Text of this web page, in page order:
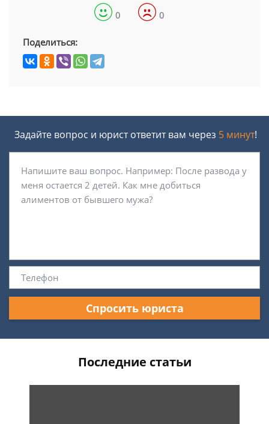
0 0
Поделиться:
Задайте вопрос и юрист ответит вам через 5 минут!
Спросить юриста
Последние статьи